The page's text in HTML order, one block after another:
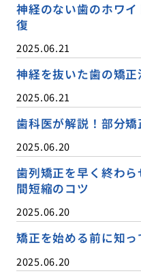
神経のない歯のホワ
復
2025.06.21
神経を抜いた歯の矯
2025.06.21
歯科医が解説！部分
2025.06.20
歯列矯正を早く終わ
間短縮のコツ
2025.06.20
矯正を始める前に知
2025.06.20